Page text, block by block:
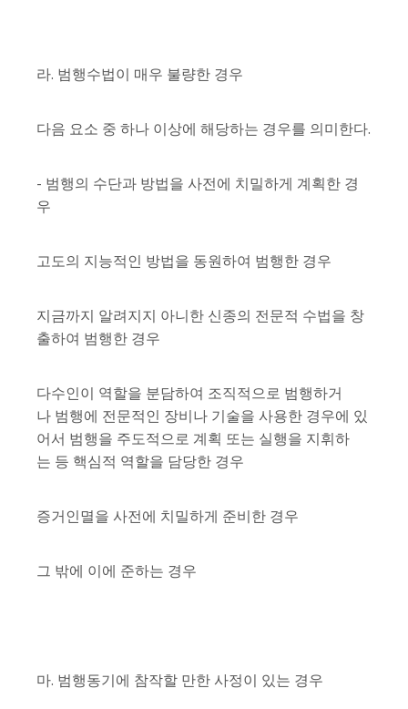
라. 범행수법이 매우 불량한 경우
다음 요소 중 하나 이상에 해당하는 경우를 의미한다.
- 범행의 수단과 방법을 사전에 치밀하게 계획한 경
우
고도의 지능적인 방법을 동원하여 범행한 경우
지금까지 알려지지 아니한 신종의 전문적 수법을 창
출하여 범행한 경우
다수인이 역할을 분담하여 조직적으로 범행하거
나 범행에 전문적인 장비나 기술을 사용한 경우에 있
어서 범행을 주도적으로 계획 또는 실행을 지휘하
는 등 핵심적 역할을 담당한 경우
증거인멸을 사전에 치밀하게 준비한 경우
그 밖에 이에 준하는 경우
마. 범행동기에 참작할 만한 사정이 있는 경우